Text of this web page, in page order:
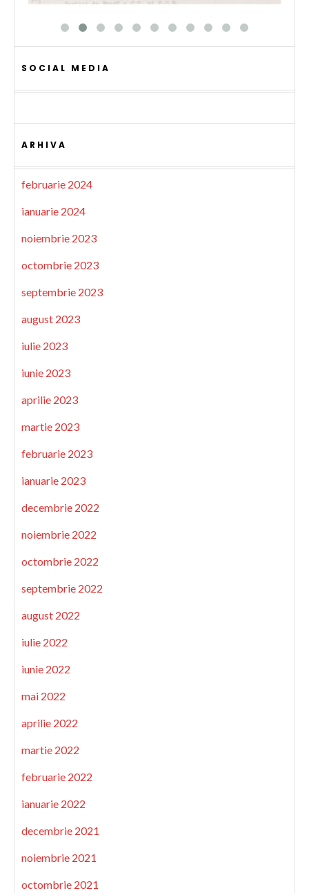
SOCIAL MEDIA
ARHIVA
februarie 2024
ianuarie 2024
noiembrie 2023
octombrie 2023
septembrie 2023
august 2023
iulie 2023
iunie 2023
aprilie 2023
martie 2023
februarie 2023
ianuarie 2023
decembrie 2022
noiembrie 2022
octombrie 2022
septembrie 2022
august 2022
iulie 2022
iunie 2022
mai 2022
aprilie 2022
martie 2022
februarie 2022
ianuarie 2022
decembrie 2021
noiembrie 2021
octombrie 2021